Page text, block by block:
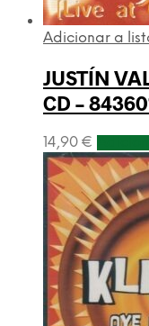
Adicionar a
JUSTÍN
CD –
14,90 €